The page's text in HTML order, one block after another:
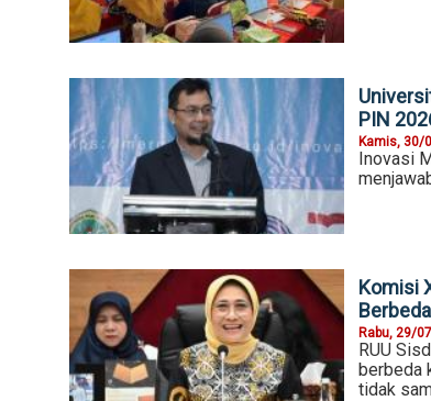
PIN
Kamis, 30/
Inovasi
Komisi
Berbeda
Rabu, 29/
RUU
berbeda
tidak